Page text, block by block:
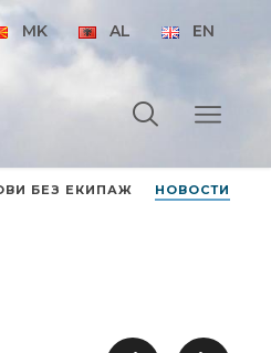
MK AL EN
БЕЗ ЕКИПАЖ НОВОСТИ